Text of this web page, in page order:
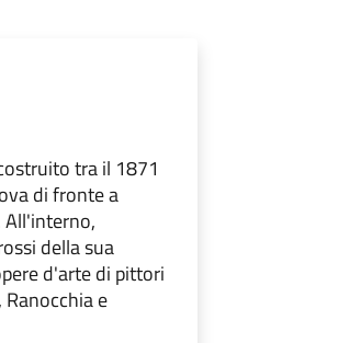
tra il 1871
di fronte a
All'interno,
della sua
d'arte di pittori
e